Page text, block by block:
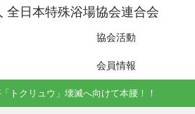
協会活動
会員情報
トクリュウ」壊滅へ向けて本腰！！